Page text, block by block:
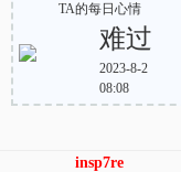
TA的每日心情
难过
2023-8-2
08:08
insp7re